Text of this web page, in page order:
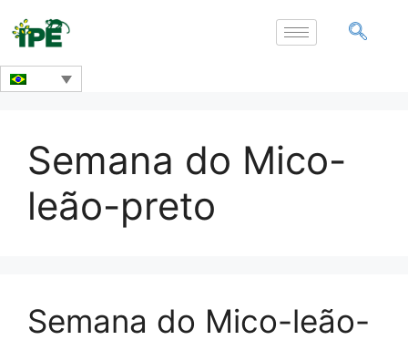
Semana do Mico-
leão-preto
Semana do Mico-leão-